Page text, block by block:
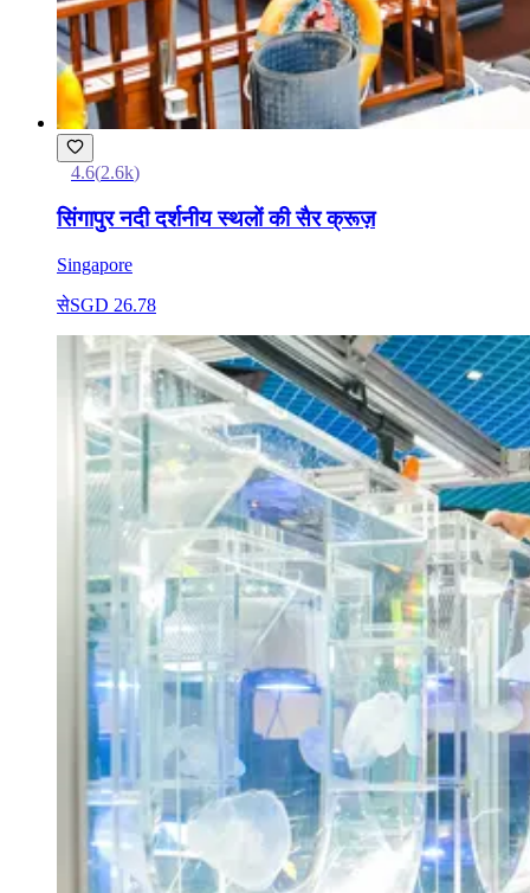
4.6(2.6k)
सिंगापुर नदी दर्शनीय स्थलों की सैर क्रूज़
Singapore
सेSGD 26.78